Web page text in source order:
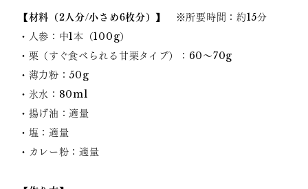
【材料（2人分/小さめ6枚分）】
※所要時間：約15分
・人参：中1本（100g）
・栗（すぐ食べられる甘栗タイプ）：60〜70g
・薄力粉：50g
・氷水：80ml
・揚げ油：適量
・塩：適量
・カレー粉：適量